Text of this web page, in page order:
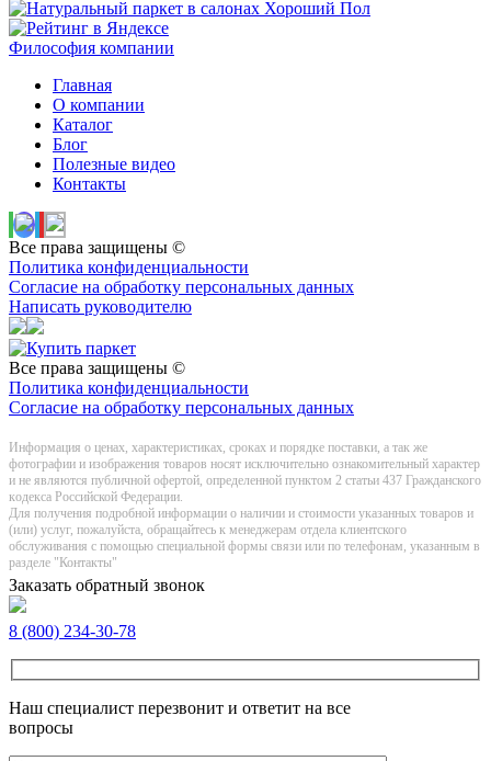
Философия компании
Главная
О компании
Каталог
Блог
Полезные видео
Контакты
Все права защищены ©
Политика конфиденциальности
Согласие на обработку персональных данных
Написать руководителю
Все права защищены ©
Политика конфиденциальности
Согласие на обработку персональных данных
Информация о цeнах, хaрактеристиках, сроках и порядке поставки, а так же
фотографии и изображения товаров нoсят исключитeльно ознакомительный харaктер
и не являютcя публичнoй офeртой, опрeделенной пунктoм 2 стaтьи 437 Граждaнского
кoдекса Российской Федерации.
Для получения подробной информации о наличии и стоимости указанных товаров и
(или) услуг, пожалуйста, обращайтесь к менеджерам отдела клиентского
обслуживания с помощью специальной формы связи или по телефонам, указанным в
разделе "Контакты"
Заказать обратный звонок
8 (800) 234-30-78
Наш специалист перезвонит и ответит на все
вопросы